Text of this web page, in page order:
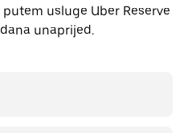
usluge Uber Reserve
unaprijed.